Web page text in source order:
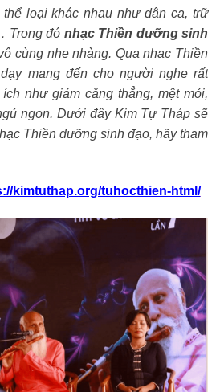
loại khác nhau như dân ca, trữ
Trong đó nhạc Thiền dưỡng sinh
cùng nhẹ nhàng. Qua nhạc Thiền
mang đến cho người nghe rất
như giảm căng thẳng, mệt mỏi,
ngon. Dưới đây Kim Tự Tháp sẽ
Thiền dưỡng sinh đạo, hãy tham
kimtuthap.org/tuhocthien-html/